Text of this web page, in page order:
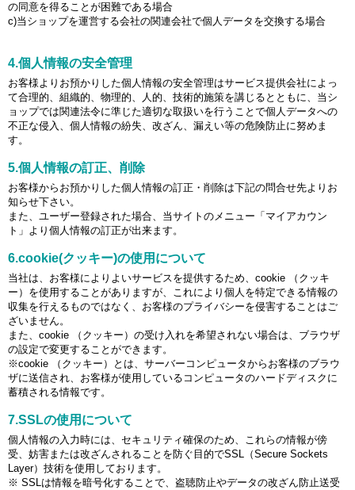
の同意を得ることが困難である場合
c)当ショップを運営する会社の関連会社で個人データを交換する場合
4.個人情報の安全管理
お客様よりお預かりした個人情報の安全管理はサービス提供会社によっ
て合理的、組織的、物理的、人的、技術的施策を講じるとともに、当シ
ョップでは関連法令に準じた適切な取扱いを行うことで個人データへの
不正な侵入、個人情報の紛失、改ざん、漏えい等の危険防止に努めま
す。
5.個人情報の訂正、削除
お客様からお預かりした個人情報の訂正・削除は下記の問合せ先よりお
知らせ下さい。
また、ユーザー登録された場合、当サイトのメニュー「マイアカウン
ト」より個人情報の訂正が出来ます。
6.cookie(クッキー)の使用について
当社は、お客様によりよいサービスを提供するため、cookie （クッキ
ー）を使用することがありますが、これにより個人を特定できる情報の
収集を行えるものではなく、お客様のプライバシーを侵害することはご
ざいません。
また、cookie （クッキー）の受け入れを希望されない場合は、ブラウザ
の設定で変更することができます。
※cookie （クッキー）とは、サーバーコンピュータからお客様のブラウ
ザに送信され、お客様が使用しているコンピュータのハードディスクに
蓄積される情報です。
7.SSLの使用について
個人情報の入力時には、セキュリティ確保のため、これらの情報が傍
受、妨害または改ざんされることを防ぐ目的でSSL（Secure Sockets
Layer）技術を使用しております。
※ SSLは情報を暗号化することで、盗聴防止やデータの改ざん防止送受